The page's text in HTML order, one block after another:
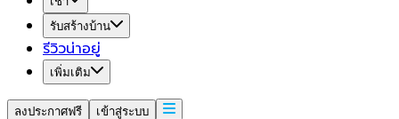
รับสร้างบ้าน
รีวิวน่าอยู่
เพิ่มเติม
ลงประกาศฟรี เข้าสู่ระบบ